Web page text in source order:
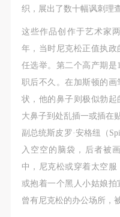
织，展出了数十幅讽刺理
这些作品创作于艺术家
年，当时尼克松正值执
任选举。第二个高产期是
职后不久。在加斯顿的
状，他的鼻子则极似勃
大鼻子到处乱插一或插在
副总统斯皮罗·安格纽（
入空空的脑袋，后者被
中，尼克松或穿着太空服
或抱着一个黑人小姑娘
曾有尼克松的办公场所，
中央美术学院美术馆
第一条
本次活动公平公正、
负的原则。但活动有
识。
第二条
参加本次活动者必须
律、法规，必须遵循
备以人为本、团结友
品质。
第三条
参加本次活动人员应该
中央美术学院美术馆
第一条
本次活动公平公正、
负的原则。但活动有
识。
第二条
参加本次活动者必须
律、法规，必须遵循
备以人为本、团结友
品质。
第三条
参加本次活动人员应该
中央美术学院美术馆
第一条
本次活动公平公正、
负的原则。但活动有
识。
第二条
参加本次活动者必须
律、法规，必须遵循
备以人为本、团结友
品质。
第三条
参加本次活动人员应该